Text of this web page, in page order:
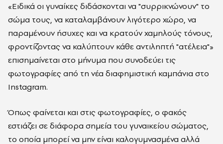
«Ειδικά οι γυναίκες διδάσκονται να "συρρικνώνουν" το
σώμα τους, να καταλαμβάνουν λιγότερο χώρο, να
παραμένουν ήσυχες και να κρατούν χαμηλούς τόνους,
φροντίζοντας να καλύπτουν κάθε αντιληπτή "ατέλεια"»
επισημαίνεται στο μήνυμα που συνοδεύει τις
φωτογραφίες από τη νέα διαφημιστική καμπάνια στο
Instagram.
Όπως φαίνεται και στις φωτογραφίες, ο φακός
εστιάζει σε διάφορα σημεία του γυναικείου σώματος,
το οποία μπορεί να μην είναι καλογυμνασμένα αλλά